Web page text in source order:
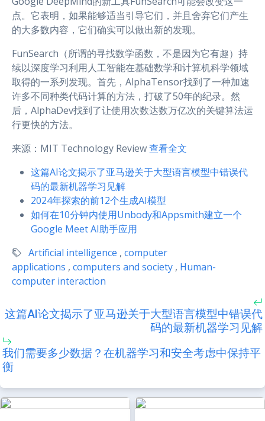
点。它表明，如果能够适当引导它们，并且舍弃它们产生
的大多数内容，它们确实可以做出新的发现。
FunSearch（所谓的寻找数学函数，不是因为它有趣）持
续以深度学习利用人工智能在基础数学和计算机科学领域
取得的一系列发现。首先，AlphaTensor找到了一种加速
许多不同种类代码计算的方法，打破了50年的纪录。然
后，AlphaDev找到了让使用次数达数万亿次的关键算法运
行更快的方法。
来源：MIT Technology Review查看全文
这篇AI论文揭示了亚马逊关于大型语言模型中错误代
码的最新机器学习见解
2024年探索的前12个生成AI模型
如何在10分钟内使用Unbody和Appsmith建立一个
Google Meet AI助手应用
Artificial intelligence , computer
applications , computers and society , Human-
computer interaction
这篇AI论文揭示了亚马逊关于大型语言模型中错误代
码的最新机器学习见解
我们需要多少数据？在机器学习和安全考虑中保持平
衡